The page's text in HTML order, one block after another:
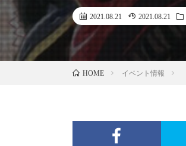
2021.08.21 2021.08.21
HOME イベント情報